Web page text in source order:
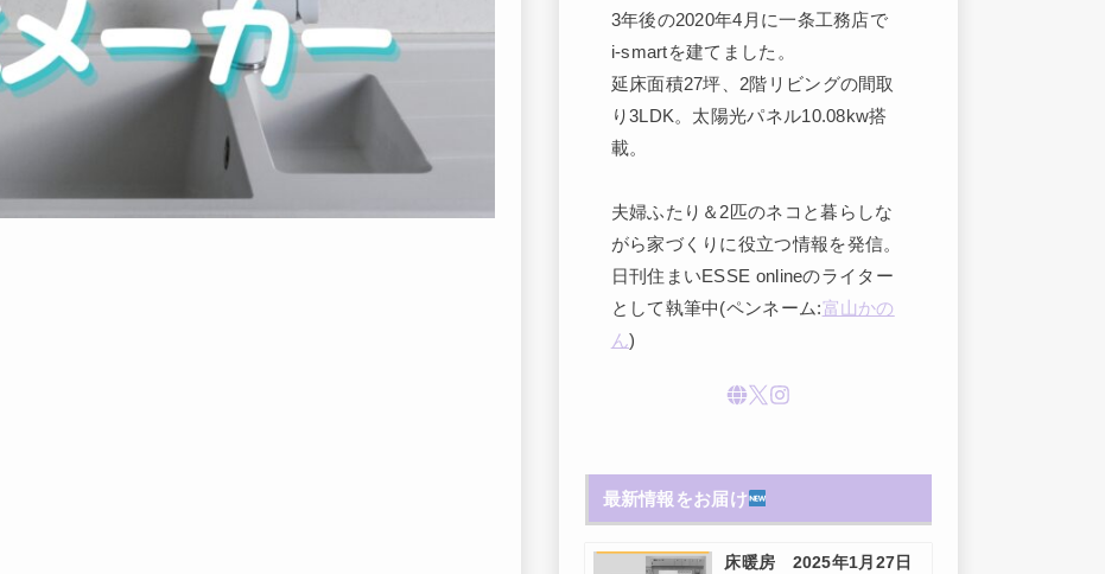
3年後の2020年4月に一条工務店で
i-smartを建てました。
延床面積27坪、2階リビングの間取
り3LDK。太陽光パネル10.08kw搭
載。
夫婦ふたり＆2匹のネコと暮らしな
がら家づくりに役立つ情報を発信。
日刊住まいESSE onlineのライター
として執筆中(ペンネーム:富山かの
ん)
最新情報をお届け
床暖房 2025年1月27日